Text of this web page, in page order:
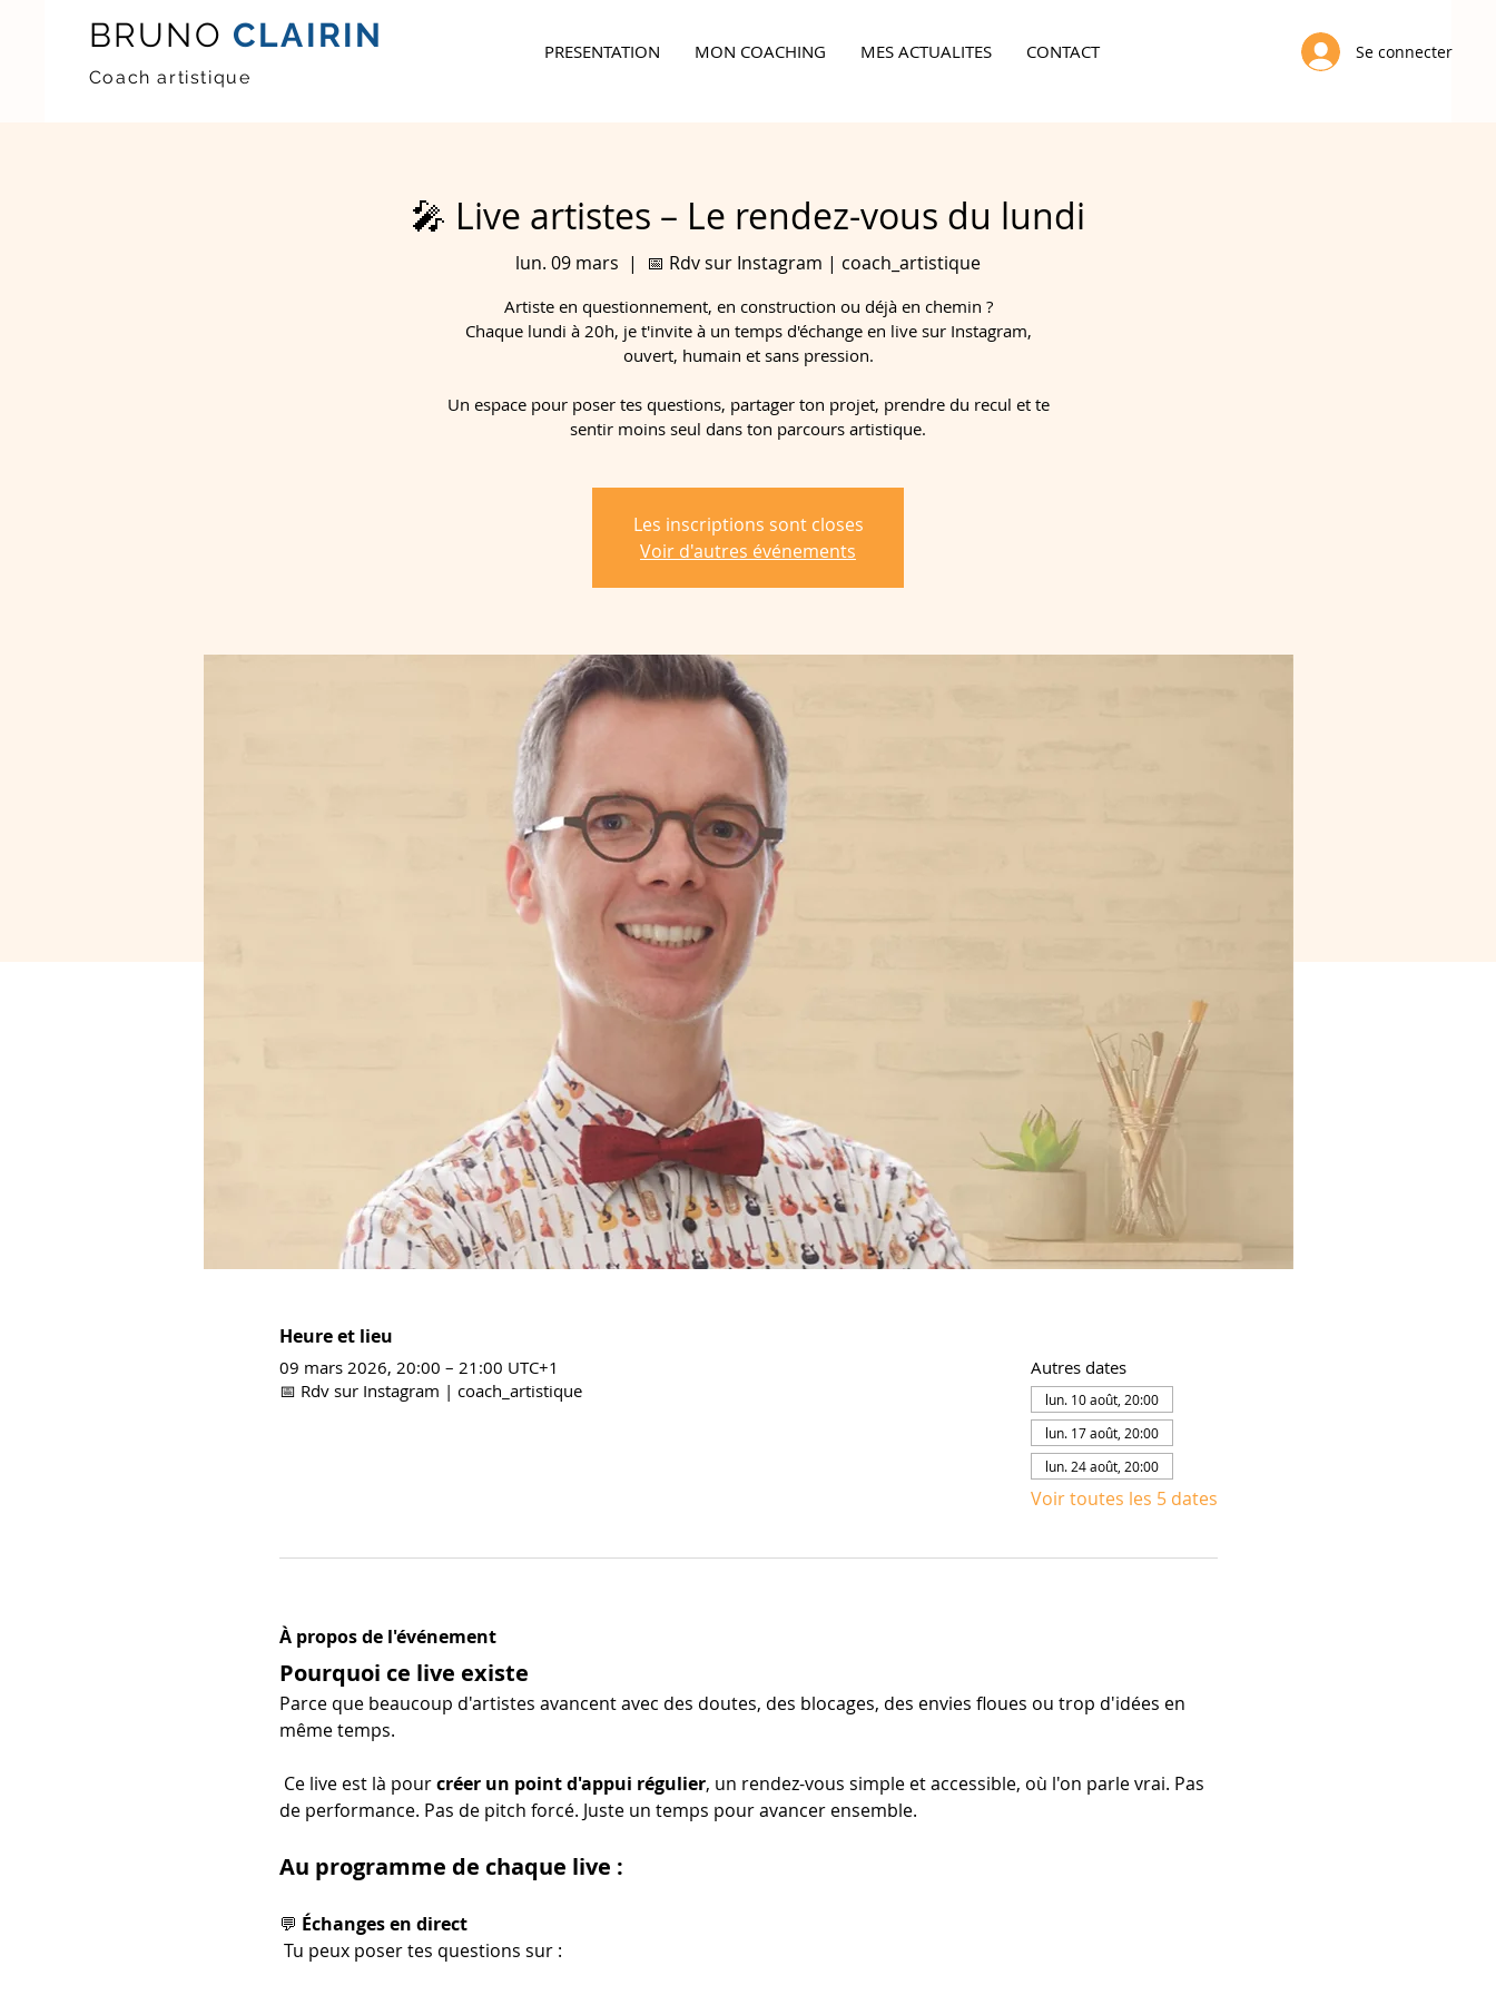
BRUNO CLAIRIN
Coach artistique
PRESENTATION MON COACHING MES ACTUALITES CONTACT Se connecter
🎤 Live artistes – Le rendez-vous du lundi
lun. 09 mars
  |
📅 Rdv sur Instagram | coach_artistique
Artiste en questionnement, en construction ou déjà en chemin ?
Chaque lundi à 20h, je t'invite à un temps d'échange en live sur Instagram,
ouvert, humain et sans pression.
Un espace pour poser tes questions, partager ton projet, prendre du recul et te
sentir moins seul dans ton parcours artistique.
Les inscriptions sont closes
Voir d'autres événements
Heure et lieu
09 mars 2026, 20:00 – 21:00 UTC+1
📅 Rdv sur Instagram | coach_artistique
Autres dates
lun. 10 août, 20:00
lun. 17 août, 20:00
lun. 24 août, 20:00
Voir toutes les 5 dates
À propos de l'événement
Pourquoi ce live existe
Parce que beaucoup d'artistes avancent avec des doutes, des blocages, des envies floues ou trop d'idées en
même temps.
Ce live est là pour créer un point d'appui régulier, un rendez-vous simple et accessible, où l'on parle vrai. Pas
de performance. Pas de pitch forcé. Juste un temps pour avancer ensemble.
Au programme de chaque live :
💬 Échanges en direct
Tu peux poser tes questions sur :